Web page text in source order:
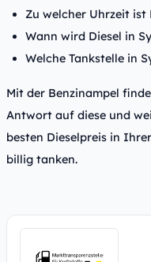
Zu welcher Uhrzeit ist
Wann wird Diesel in
Welche Tankstelle in
Mit der Benzinampel
Antwort auf diese und
besten Dieselpreis in
billig tanken.